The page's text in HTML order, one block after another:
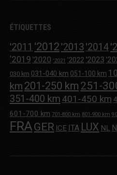
ÉTIQUETTES
'2011 '2012 '2013 '2014
'2019 '2020 '2021 '2022 '2023
030 km 031-040 km 051-100 km
km 201-250 km 251-
351-400 km 401-450 km
601-700 km 701-800 km 801-900 km
FRAGER ICE ITA LUX NL